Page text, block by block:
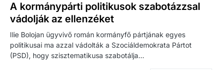
A kormánypárti politikusok szabotázzsal
vádolják az ellenzéket
Ilie Bolojan ügyvivő román kormányfő pártjának egyes
politikusai ma azzal vádolták a Szociáldemokrata Pártot
(PSD), hogy szisztematikusa szabotálja…